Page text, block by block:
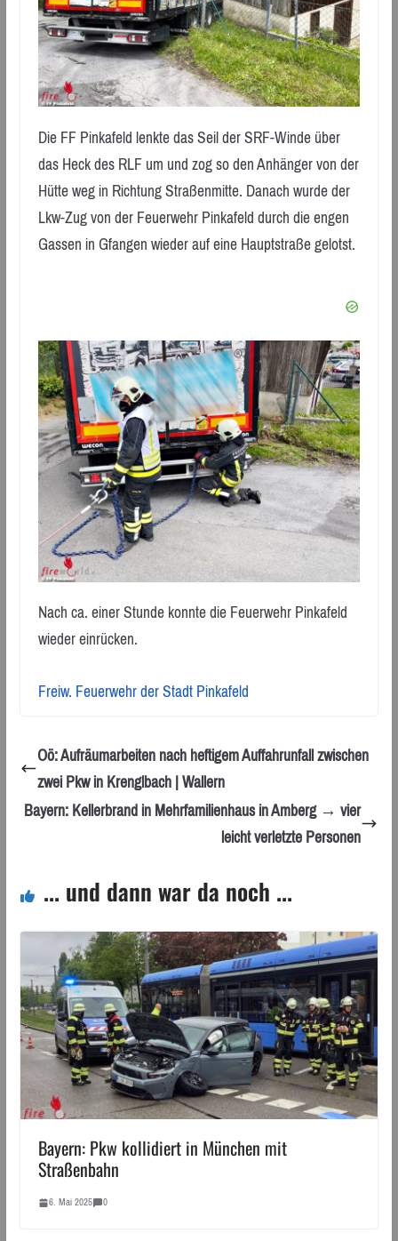
Die FF Pinkafeld lenkte das Seil der SRF-Winde über
das Heck des RLF um und zog so den Anhänger von der
Hütte weg in Richtung Straßenmitte. Danach wurde der
Lkw-Zug von der Feuerwehr Pinkafeld durch die engen
Gassen in Gfangen wieder auf eine Hauptstraße gelotst.
Nach ca. einer Stunde konnte die Feuerwehr Pinkafeld
wieder einrücken.
Freiw. Feuerwehr der Stadt Pinkafeld
Oö: Aufräumarbeiten nach heftigem Auffahrunfall zwischen
zwei Pkw in Krenglbach | Wallern
Bayern: Kellerbrand in Mehrfamilienhaus in Amberg → vier
leicht verletzte Personen
... und dann war da noch ...
Bayern: Pkw kollidiert in München mit
Straßenbahn
6. Mai 2025 0